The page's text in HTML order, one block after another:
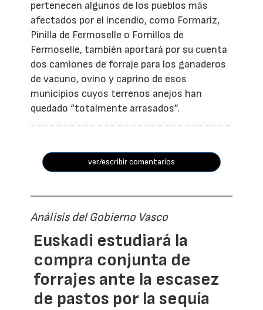
pertenecen algunos de los pueblos más
afectados por el incendio, como Formariz,
Pinilla de Fermoselle o Fornillos de
Fermoselle, también aportará por su cuenta
dos camiones de forraje para los ganaderos
de vacuno, ovino y caprino de esos
municipios cuyos terrenos anejos han
quedado “totalmente arrasados”.
ver/escribir comentarios
Análisis del Gobierno Vasco
Euskadi estudiará la
compra conjunta de
forrajes ante la escasez
de pastos por la sequía